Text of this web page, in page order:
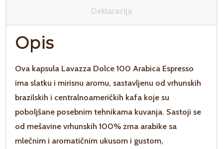
Deklaracija
Opis
Ova kapsula Lavazza Dolce 100 Arabica Espresso
ima slatku i mirisnu aromu, sastavljenu od vrhunskih
brazilskih i centralnoameričkih kafa koje su
poboljšane posebnim tehnikama kuvanja. Sastoji se
od mešavine vrhunskih 100% zrna arabike sa
mlečnim i aromatičnim ukusom i gustom,